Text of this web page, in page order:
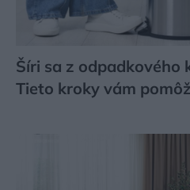
Šíri sa z odpadkového
Tieto kroky vám